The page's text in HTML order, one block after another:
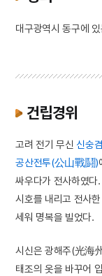
대구광역시 동구에
건립경위
고려 전기 무신 신숭
공산전투(公山戰鬪)
싸우다가 전사하였
시호를 내리고 전사
세워 명복을 빌었다.
시신은 광해주(光海
태조의 옷을 바꾸어